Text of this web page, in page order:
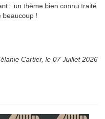
: un thème bien connu traité
beaucoup !
Cartier, le 07 Juillet 2026